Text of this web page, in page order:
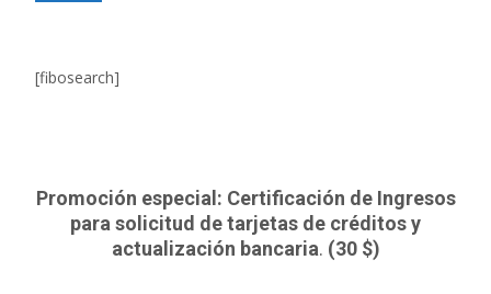
[fibosearch]
Promoción especial: Certificación de Ingresos
para solicitud de tarjetas de créditos y
actualización bancaria. (30 $)